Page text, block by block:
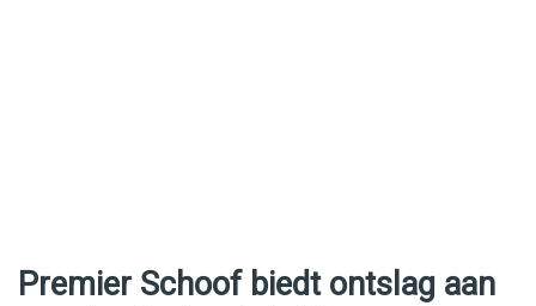
Premier Schoof biedt ontslag aan